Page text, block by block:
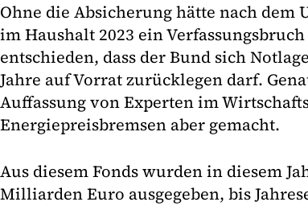
Ohne die Absicherung hätte nach
im Haushalt 2023 ein
entschieden, dass der Bund sich
Jahre auf Vorrat zurücklegen darf.
Auffassung von Experten im
Energiepreisbremsen aber gemacht.
Aus diesem Fonds wurden in diesem
Milliarden Euro ausgegeben, bis